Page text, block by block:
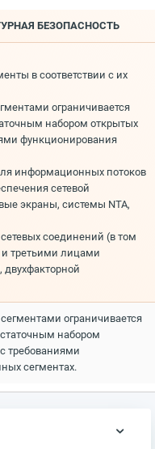
БЕЗОПАСНОСТЬ
в соответствии с их
ограничивается
набором открытых
функционирования
информационных потоков
сетевой
экраны, системы NTA,
соединений (в том
третьими лицами
ограничивается
набором
требованиями
сегментах.